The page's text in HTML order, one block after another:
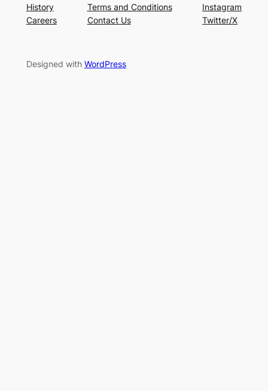
History
Careers
Terms and Conditions
Contact Us
Instagram
Twitter/X
Designed with WordPress